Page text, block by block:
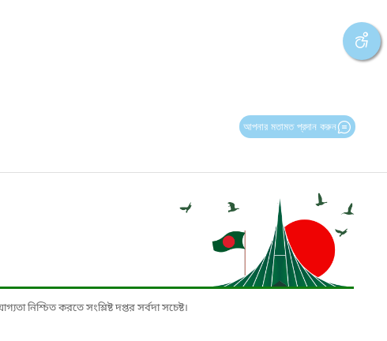
আপনার মতামত প্রদান করুন
নিশ্চিত করতে সংশ্লিষ্ট দপ্তর সর্বদা সচেষ্ট।